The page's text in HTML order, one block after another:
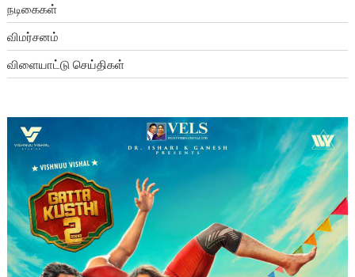
நடிகைகள்
விமர்சனம்
விளையாட்டு செய்திகள்